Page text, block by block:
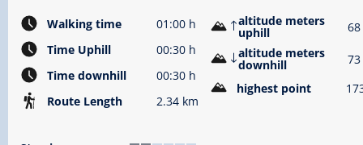
Walking time
01:00 h
Time Uphill
00:30 h
Time downhill
00:30 h
Route Length
2.34 km
altitude meters
uphill
altitude meters
downhill
highest point